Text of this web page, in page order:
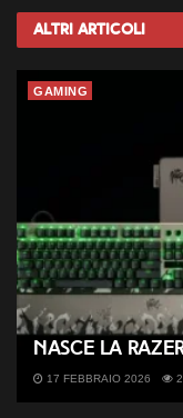
Altri Articoli
GAMING
Nasce la
17 FEBBRAIO 2026